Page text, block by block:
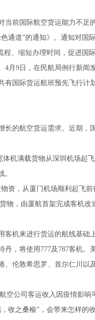
当前国际航空货运能力不足
通道”的通知》。通知对国
、缩短办理时间，促进国
4月9日，在民航局例行新闻
有国际货运航班预先飞行计
长的航空货运需求。近期，
机满载货物从深圳机场起
。
资，从厦门机场顺利起飞
物，由厦航首架完成客机改
客机来进行货运的航线基础
，将使用777及787客机。
伦敦希思罗、首尔仁川以
空公司客运收入因疫情影响
收之桑榆”，会带来怎样的